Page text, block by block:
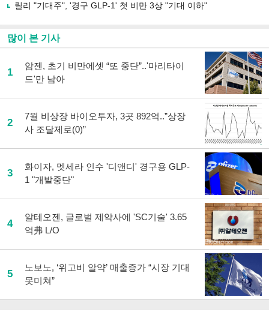
릴리 "기대주", '경구 GLP-1' 첫 비만 3상 "기대 이하"
많이 본 기사
1
암젠, 초기 비만에셋 “또 중단”..'마리타이
드'만 남아
2
7월 비상장 바이오투자, 3곳 892억..”상장
사 조달제로(0)”
3
화이자, 멧세라 인수 '디앤디' 경구용 GLP-
1 "개발중단"
4
알테오젠, 글로벌 제약사에 'SC기술' 3.65
억弗 L/O
5
노보노, ‘위고비 알약’ 매출증가 “시장 기대
못미쳐”